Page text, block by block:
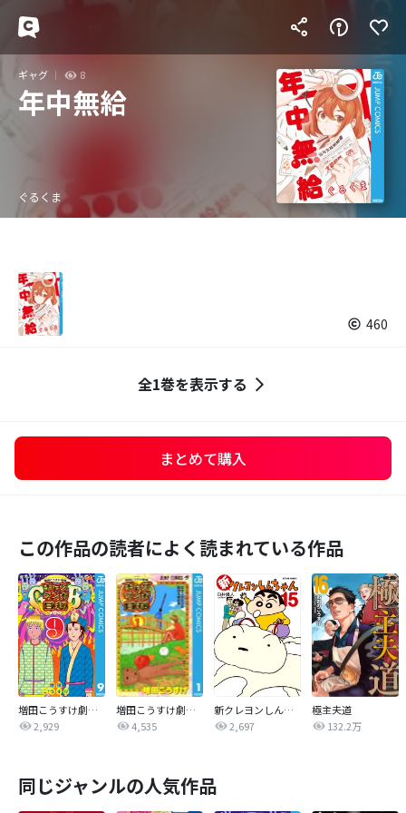
ギャグ 8
年中無給
ぐるくま
460
全1巻を表示する
まとめて購入
この作品の読者によく読まれている作品
増田こうすけ劇場 ギャグマンガ日和GB
2,929
増田こうすけ劇場 ギャグマンガ日和
4,535
新クレヨンしんちゃん
2,697
極主夫道
132.2万
同じジャンルの人気作品